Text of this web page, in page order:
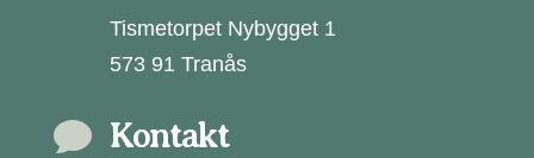
Tismetorpet Nybygget 1
573 91 Tranås
 Kontakt